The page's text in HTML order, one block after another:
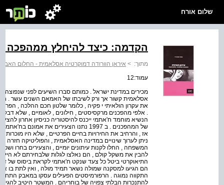
שלום אורח
הקדמה: כיצד להיחלץ ממהפכה
מתוך: > איראן הוורודה דמוקרטיה אסלאמית - החלום האבוד
עמוד:12
מכירים במדינת ישראל . כמותם סברו השיעים לפני שנפוצה
אסלאמית קשור אך ורק לשיבתו של האמאם השנים עשר .
את עקרון הולאיתי י פקיה , כלומר שלטון חכם ההלכה ,
. אלפי מהפכנים מרקסיסטים , חילונים , לאומיים , שלא
הנשיא מוחמד ח'אתמי ייכנס להיסטוריה כניסיון אחרון
של המהפכנים . ב 1997 נתנו הצעירים את
אז , והרחיב את החירויות בחיים הפרטיים , שלא היו
ניתן לערוך שינויים במדינה האסלאמית , והפוליטיקה
המשפחה , החלו לקנות עיתונים יומיים , והצעירים בחרו
להבין את משקל קולם , הם נאלצו לגלות שלבחירתם לא
התיאוקרטי ביטל כל צעד שנקט ח'אתמי לקראת ביסוס של
הם הגיעו למסקנה שמולה נשאר תמיד מולה , ואין לתת בו
התקווה נמוגה . הרפורמיסטים הפעילים עסקו במאבק